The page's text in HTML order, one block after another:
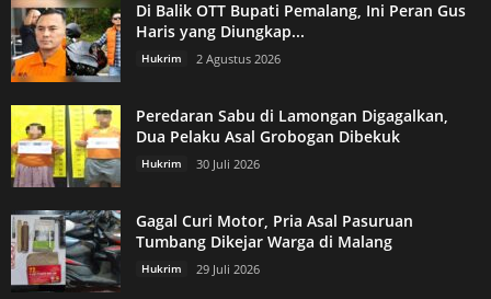
Di Balik OTT Bupati Pemalang, Ini Peran Gus
Haris yang Diungkap...
Hukrim 2 Agustus 2026
Peredaran Sabu di Lamongan Digagalkan,
Dua Pelaku Asal Grobogan Dibekuk
Hukrim 30 Juli 2026
Gagal Curi Motor, Pria Asal Pasuruan
Tumbang Dikejar Warga di Malang
Hukrim 29 Juli 2026